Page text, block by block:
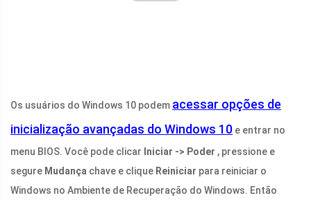
Os usuários do Windows 10 podem acessar opções de
inicialização avançadas do Windows 10 e entrar no
menu BIOS. Você pode clicar Iniciar -> Poder , pressione e
segure Mudança chave e clique Reiniciar para reiniciar o
Windows no Ambiente de Recuperação do Windows. Então